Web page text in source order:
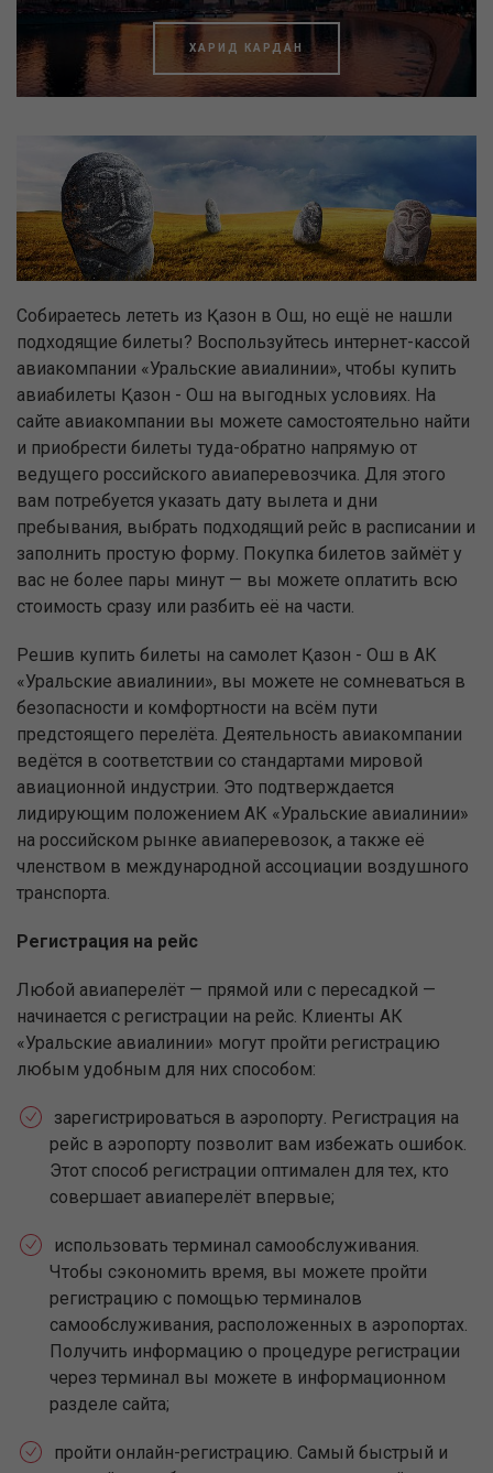
ХАРИД КАРДАН
Собираетесь лететь из Қазон в Ош, но ещё не нашли
подходящие билеты? Воспользуйтесь интернет-кассой
авиакомпании «Уральские авиалинии», чтобы купить
авиабилеты Қазон - Ош на выгодных условиях. На
сайте авиакомпании вы можете самостоятельно найти
и приобрести билеты туда-обратно напрямую от
ведущего российского авиаперевозчика. Для этого
вам потребуется указать дату вылета и дни
пребывания, выбрать подходящий рейс в расписании и
заполнить простую форму. Покупка билетов займёт у
вас не более пары минут — вы можете оплатить всю
стоимость сразу или разбить её на части.
Решив купить билеты на самолет Қазон - Ош в АК
«Уральские авиалинии», вы можете не сомневаться в
безопасности и комфортности на всём пути
предстоящего перелёта. Деятельность авиакомпании
ведётся в соответствии со стандартами мировой
авиационной индустрии. Это подтверждается
лидирующим положением АК «Уральские авиалинии»
на российском рынке авиаперевозок, а также её
членством в международной ассоциации воздушного
транспорта.
Регистрация на рейс
Любой авиаперелёт — прямой или с пересадкой —
начинается с регистрации на рейс. Клиенты АК
«Уральские авиалинии» могут пройти регистрацию
любым удобным для них способом:
зарегистрироваться в аэропорту. Регистрация на
рейс в аэропорту позволит вам избежать ошибок.
Этот способ регистрации оптимален для тех, кто
совершает авиаперелёт впервые;
использовать терминал самообслуживания.
Чтобы сэкономить время, вы можете пройти
регистрацию с помощью терминалов
самообслуживания, расположенных в аэропортах.
Получить информацию о процедуре регистрации
через терминал вы можете в информационном
разделе сайта;
пройти онлайн-регистрацию. Самый быстрый и